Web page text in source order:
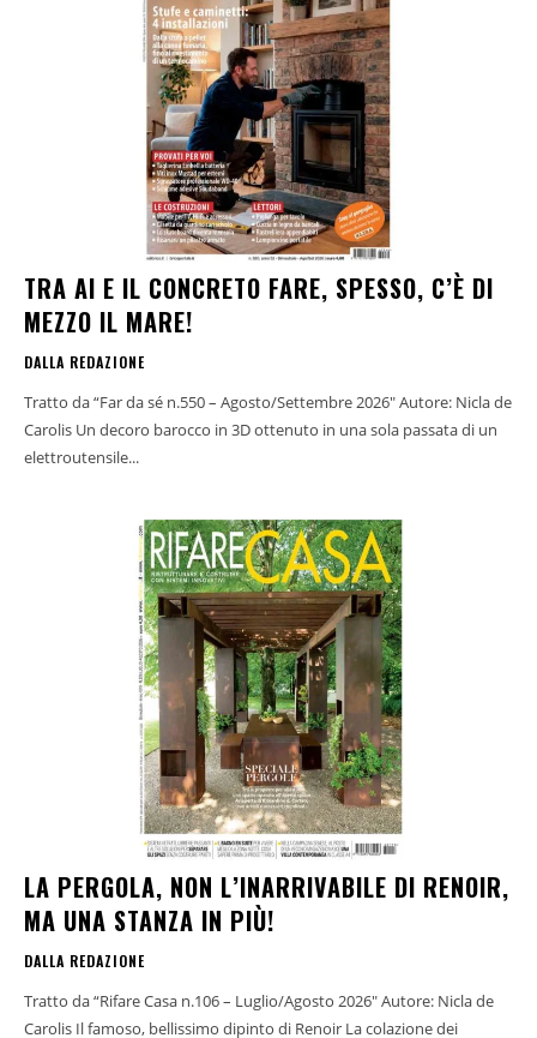
TRA AI E IL CONCRETO FARE, SPESSO, C’È DI
MEZZO IL MARE!
DALLA REDAZIONE
Tratto da “Far da sé n.550 – Agosto/Settembre 2026" Autore: Nicla de
Carolis Un decoro barocco in 3D ottenuto in una sola passata di un
elettroutensile...
LA PERGOLA, NON L’INARRIVABILE DI RENOIR,
MA UNA STANZA IN PIÙ!
DALLA REDAZIONE
Tratto da “Rifare Casa n.106 – Luglio/Agosto 2026" Autore: Nicla de
Carolis Il famoso, bellissimo dipinto di Renoir La colazione dei